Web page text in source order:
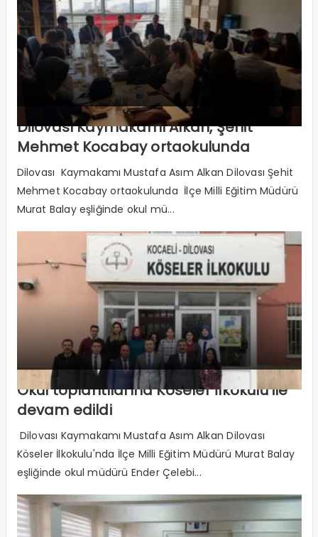
Dilovası Kaymakamı Alkan, Şehit
Mehmet Kocabay ortaokulunda
Dilovası Kaymakamı Mustafa Asım Alkan Dilovası Şehit
Mehmet Kocabay ortaokulunda İlçe Milli Eğitim Müdürü
Murat Balay eşliğinde okul mü...
Okul toplantılarına Köseler İlkokulu ile
devam edildi
Dilovası Kaymakamı Mustafa Asım Alkan Dilovası
Köseler İlkokulu'nda İlçe Milli Eğitim Müdürü Murat Balay
eşliğinde okul müdürü Ender Çelebi...